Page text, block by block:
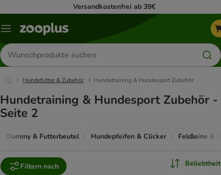
Versandkostenfrei ab 39€
Menü
Produkte
suchen
Hundefutter & Zubehör Hundetraining & Hundesport Zubehör
Hundetraining & Hundesport Zubehör -
Seite 2
Dummy & Futterbeutel Hundepfeifen & Clicker Feldleine &
Filtern nach Beliebtheit